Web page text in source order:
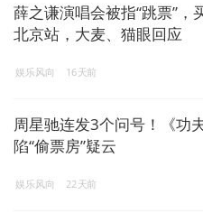
薛之谦演唱会被指“跳票”，
北京站，大麦、猫眼回应
娱乐风向 16天前
周星驰连发3个问号！《功
陷“偷票房”疑云
娱乐风向 22天前